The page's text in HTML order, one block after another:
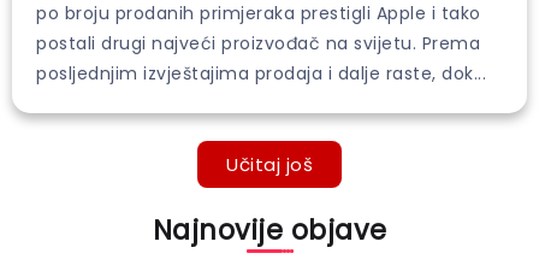
po broju prodanih primjeraka prestigli Apple i tako
postali drugi najveći proizvođač na svijetu. Prema
posljednjim izvještajima prodaja i dalje raste, dok...
Učitaj još
Najnovije objave